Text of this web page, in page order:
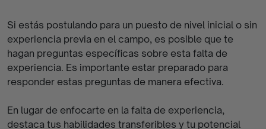
Si estás postulando para un puesto de nivel inicial o sin
experiencia previa en el campo, es posible que te
hagan preguntas específicas sobre esta falta de
experiencia. Es importante estar preparado para
responder estas preguntas de manera efectiva.
En lugar de enfocarte en la falta de experiencia,
destaca tus habilidades transferibles y tu potencial